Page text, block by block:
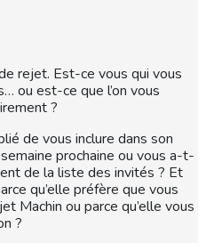
rejet. Est-ce vous qui vous
ou est-ce que l’on vous
?
de vous inclure dans son
prochaine ou vous a-t-
de la liste des invités ? Et
qu’elle préfère que vous
Machin ou parce qu’elle vous
?